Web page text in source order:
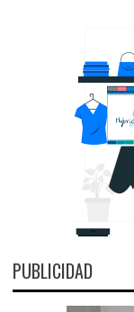
PUBLICIDAD